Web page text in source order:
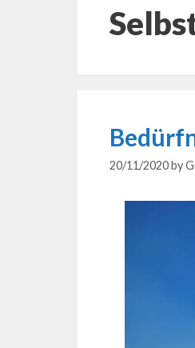
20/11/2020by